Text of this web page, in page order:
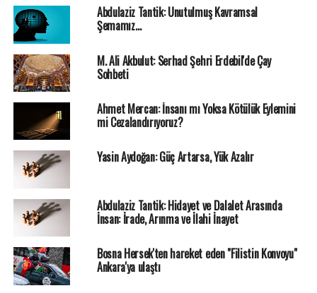
Abdulaziz Tantik: Unutulmuş Kavramsal
Şemamız…
M. Ali Akbulut: Serhad Şehri Erdebil'de Çay
Sohbeti
Ahmet Mercan: İnsanı mı Yoksa Kötülük Eylemini
mi Cezalandırıyoruz?
Yasin Aydoğan: Güç Artarsa, Yük Azalır
Abdulaziz Tantik: Hidayet ve Dalalet Arasında
İnsan: İrade, Arınma ve İlahi İnayet
Bosna Hersek'ten hareket eden "Filistin Konvoyu"
Ankara'ya ulaştı